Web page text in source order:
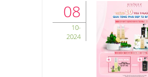
08
10-
2024